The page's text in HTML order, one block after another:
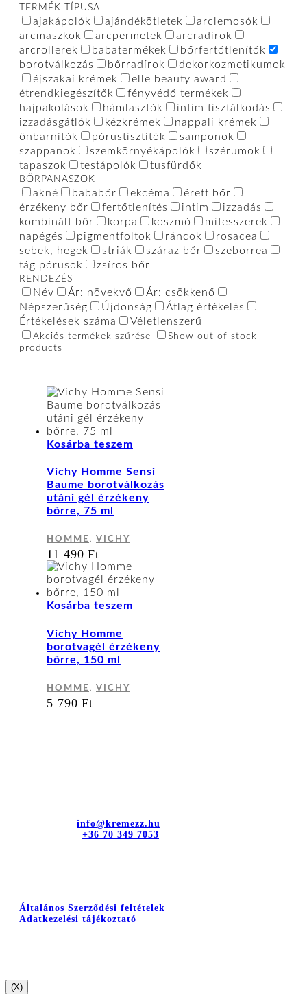
TERMÉK TÍPUSA
ajakápolók ajándékötletek
arclemosók
arcmaszkok
arcpermetek
arcradírok
arcrollerek
babatermékek
bőrfertőtlenítők
borotválkozás
bőrradírok
dekorkozmetikumok
éjszakai krémek
elle beauty award
étrendkiegészítők
fényvédő termékek
hajpakolások
hámlasztók
intim tisztálkodás
izzadásgátlók
kézkrémek
nappali krémek
önbarnítók
pórustisztítók
samponok
szappanok
szemkörnyékápolók
szérumok
tapaszok
testápolók tusfürdők
BŐRPANASZOK
akné bababőr ekcéma
érett bőr
érzékeny bőr
fertőtlenítés intim
izzadás
kombinált bőr
korpa koszmó
mitesszerek
napégés
pigmentfoltok ráncok
rosacea
sebek, hegek
striák száraz bőr
szeborrea
tág pórusok
zsíros bőr
RENDEZÉS
Név Ár: növekvő
Ár: csökkenő
Népszerűség
Újdonság
Átlag értékelés
Értékelések száma
Véletlenszerű
Akciós termékek szűrése
Show out of stock
products
Kosárba teszem
Vichy Homme Sensi
Baume borotválkozás
utáni gél érzékeny
bőrre, 75 ml
HOMME , VICHY
11 490Ft
Kosárba teszem
Vichy Homme
borotvagél érzékeny
bőrre, 150 ml
HOMME , VICHY
5 790Ft
info@kremezz.hu
+36 70 349 7053
Általános Szerződési feltételek
Adatkezelési tájékoztató
(X)